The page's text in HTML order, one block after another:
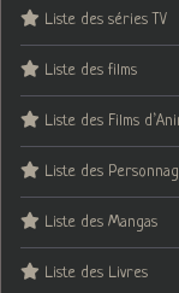
Liste des séries TV
Liste des films
Liste des Films
Liste des
Liste des Mangas
Liste des Livres